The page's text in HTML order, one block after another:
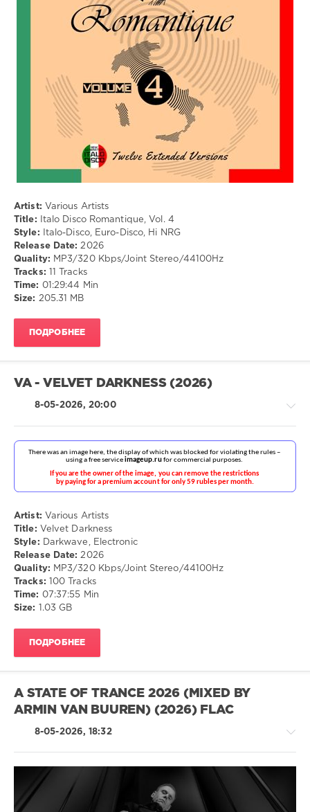
Italo-
Disco,
Euro-
Artist: Various Artists
Title: Italo Disco Romantique, Vol. 4
Style: Italo-Disco, Euro-Disco, Hi NRG
Release Date: 2026
Quality: MP3/320 Kbps/Joint Stereo/44100Hz
Tracks: 11 Tracks
Time: 01:29:44 Min
Size:
205.31 MB
ПОДРОБНЕЕ
VA - VELVET DARKNESS (2026)
8-05-2026, 20:00
Electronic
/
drakon-
55
81
Darkwave
Artist: Various Artists
Title: Velvet Darkness
Style: Darkwave, Electronic
Release Date: 2026
Quality: MP3/320 Kbps/Joint Stereo/44100Hz
Tracks: 100 Tracks
Time: 07:37:55 Min
Size:
1.03 GB
ПОДРОБНЕЕ
A STATE OF TRANCE 2026 (MIXED BY
ARMIN VAN BUUREN) (2026) FLAC
8-05-2026, 18:32
Trance,Psychedelic